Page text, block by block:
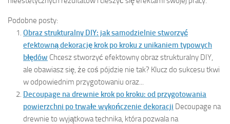
Podobne posty:
Obraz strukturalny DIY: jak samodzielnie stworzyć
efektowną dekorację krok po kroku z unikaniem typowych
błędów Chcesz stworzyć efektowny obraz strukturalny DIY,
ale obawiasz się, że coś pójdzie nie tak? Klucz do sukcesu tkwi
w odpowiednim przygotowaniu oraz...
Decoupage na drewnie krok po kroku: od przygotowania
powierzchni po trwałe wykończenie dekoracji Decoupage na
drewnie to wyjątkowa technika, która pozwala na